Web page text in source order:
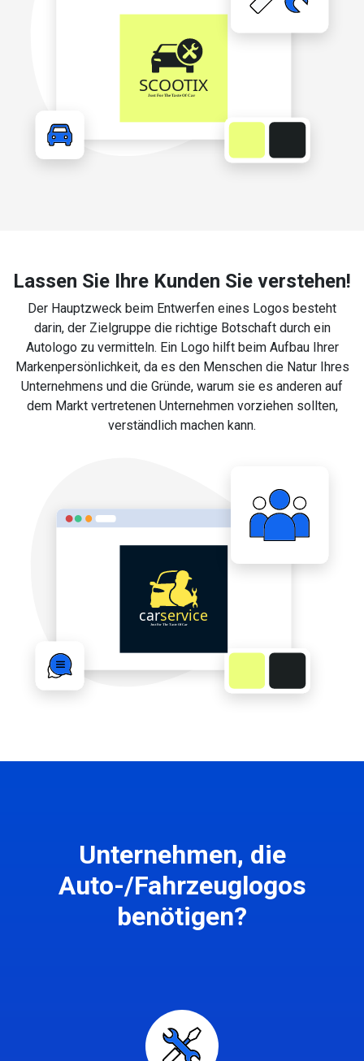
Lassen Sie Ihre Kunden Sie verstehen!
Der Hauptzweck beim Entwerfen eines Logos besteht
darin, der Zielgruppe die richtige Botschaft durch ein
Autologo zu vermitteln. Ein Logo hilft beim Aufbau Ihrer
Markenpersönlichkeit, da es den Menschen die Natur Ihres
Unternehmens und die Gründe, warum sie es anderen auf
dem Markt vertretenen Unternehmen vorziehen sollten,
verständlich machen kann.
Unternehmen, die
Auto-/Fahrzeuglogos
benötigen?